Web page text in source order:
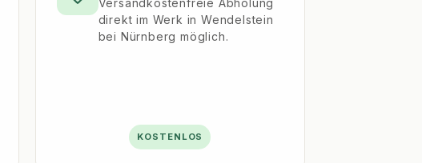
Versandkostenfreie Abholung
direkt im Werk in Wendelstein
bei Nürnberg möglich.
KOSTENLOS